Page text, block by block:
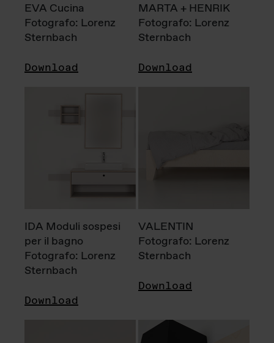
EVA Cucina
Fotografo: Lorenz
Sternbach
Download
MARTA + HENRIK
Fotografo: Lorenz
Sternbach
Download
IDA Moduli sospesi
per il bagno
Fotografo: Lorenz
Sternbach
Download
VALENTIN
Fotografo: Lorenz
Sternbach
Download